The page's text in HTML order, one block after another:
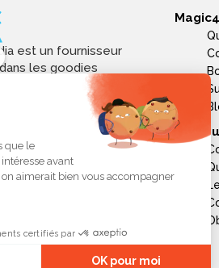
est un fournisseur
les goodies
et objets publicitaires
Nous
des produits utiles,
et responsables pour
image de marque,
actions de
et réussir vos